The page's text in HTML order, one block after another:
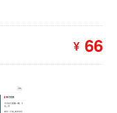
¥ 66